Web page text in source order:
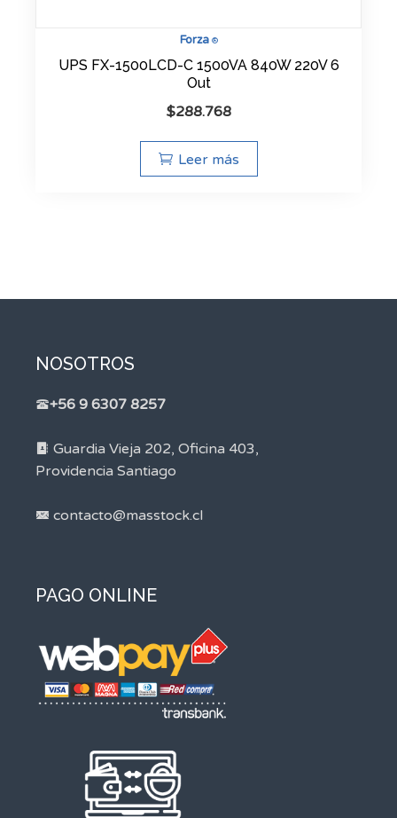
Forza®
UPS FX-1500LCD-C 1500VA 840W 220V 6
Out
$288.768
Leer más
NOSOTROS
+56 9 6307 8257
Guardia Vieja 202, Oficina 403,
Providencia Santiago
contacto@masstock.cl
PAGO ONLINE